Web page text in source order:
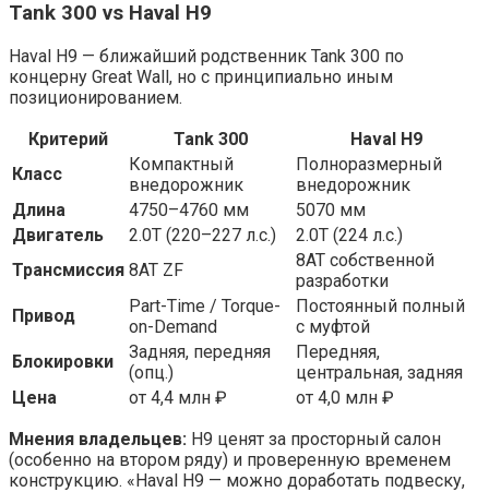
Tank 300 vs Haval H9
Haval H9 — ближайший родственник Tank 300 по
концерну Great Wall, но с принципиально иным
позиционированием.
Критерий
Tank 300
Haval H9
Класс
Компактный
внедорожник
Полноразмерный
внедорожник
Длина
4750–4760 мм
5070 мм
Двигатель
2.0T (220–227 л.с.)
2.0T (224 л.с.)
Трансмиссия 8AT ZF
8AT собственной
разработки
Привод
Part-Time / Torque-
on-Demand
Постоянный полный
с муфтой
Блокировки
Задняя, передняя
(опц.)
Передняя,
центральная, задняя
Цена
от 4,4 млн ₽
от 4,0 млн ₽
Мнения владельцев: H9 ценят за просторный салон
(особенно на втором ряду) и проверенную временем
конструкцию. «Haval H9 — можно доработать подвеску,